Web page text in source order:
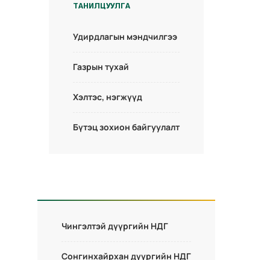
ТАНИЛЦУУЛГА
Удирдлагын мэндчилгээ
Газрын тухай
Хэлтэс, нэгжүүд
Бүтэц зохион байгуулалт
Чингэлтэй дүүргийн НДГ
Сонгинхайрхан дүүргийн НДГ